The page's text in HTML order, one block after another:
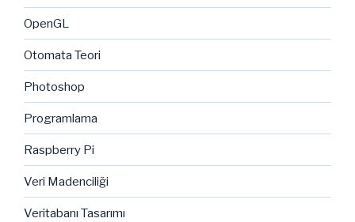
OpenGL
Otomata Teori
Photoshop
Programlama
Raspberry Pi
Veri Madenciliği
Veritabanı Tasarımı